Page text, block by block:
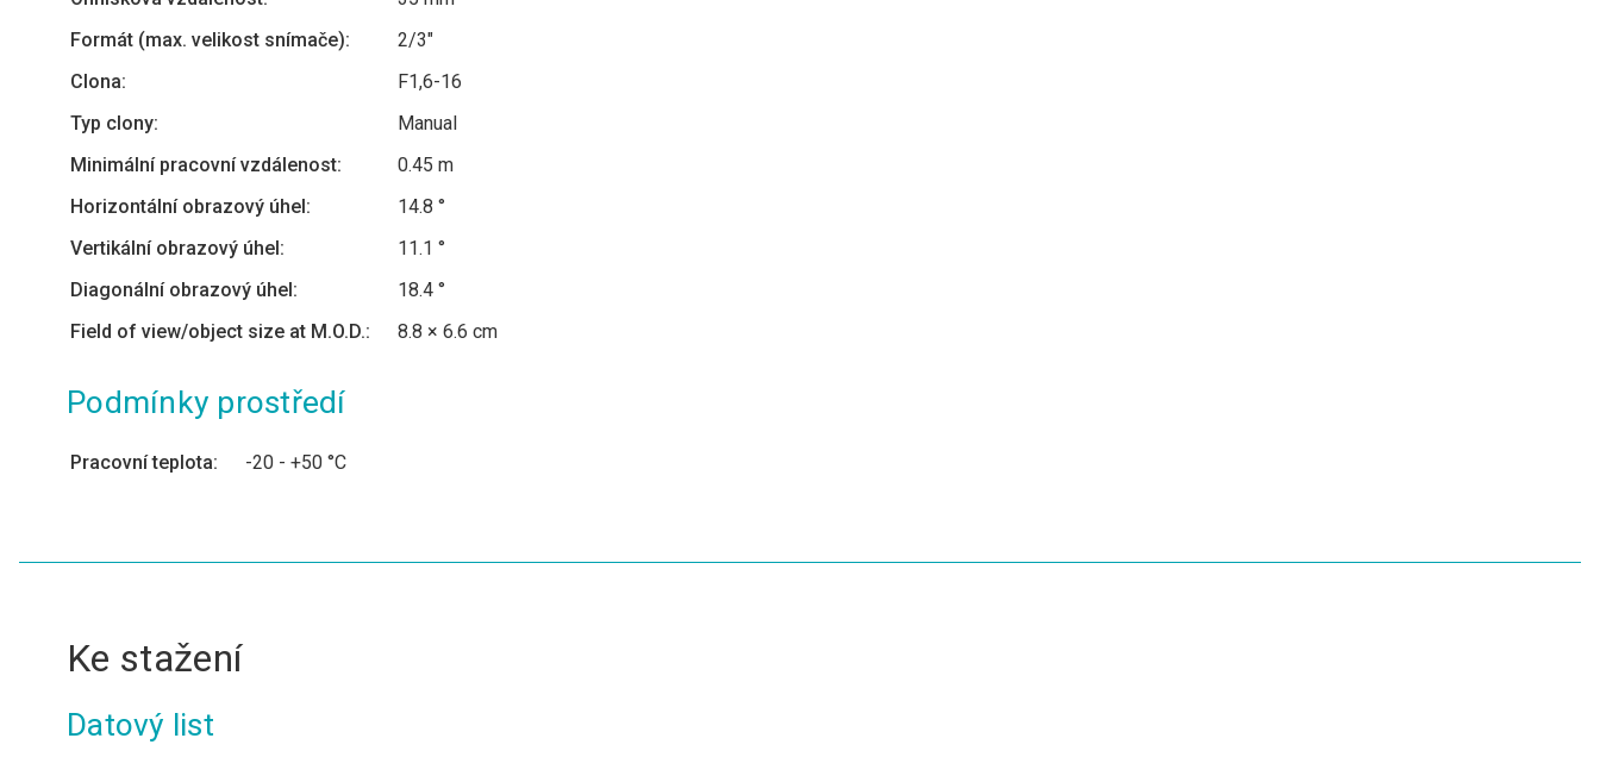
Formát (max. velikost snímače):
2/3″
Clona:
F1,6-16
Typ clony:
Manual
Minimální pracovní vzdálenost:
0.45 m
Horizontální obrazový úhel:
14.8 °
Vertikální obrazový úhel:
11.1 °
Diagonální obrazový úhel:
18.4 °
Field of view/object size at M.O.D.:
8.8 × 6.6 cm
Podmínky prostředí
Pracovní teplota: -20 - +50 °C
Ke stažení
Datový list